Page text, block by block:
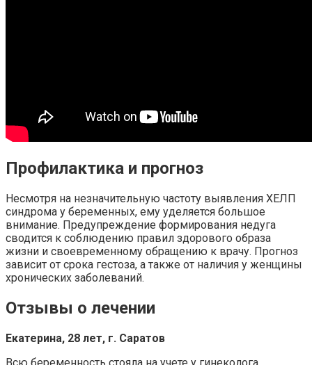
Профилактика и прогноз
Несмотря на незначительную частоту выявления ХЕЛП
синдрома у беременных, ему уделяется большое
внимание. Предупреждение формирования недуга
сводится к соблюдению правил здорового образа
жизни и своевременному обращению к врачу. Прогноз
зависит от срока гестоза, а также от наличия у женщины
хронических заболеваний.
Отзывы о лечении
Екатерина, 28 лет, г. Саратов